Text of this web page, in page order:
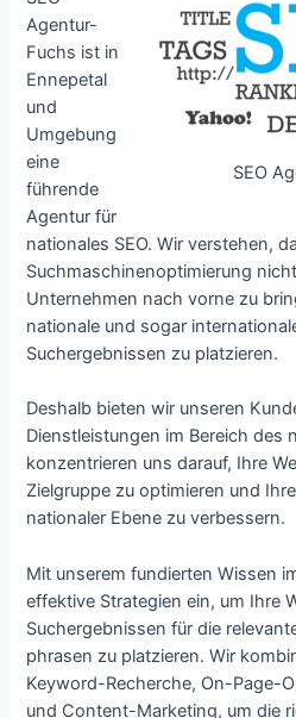
SEO
Agentur-
Fuchs ist in
Ennepetal
und
Umgebung
eine
führende
Agentur für
nationales SEO. Wir verstehen,
Suchmaschinenoptimierung
Unternehmen nach vorne zu
nationale und sogar
Suchergebnissen zu platzieren.
Deshalb bieten wir unseren
Dienstleistungen im Bereich des
konzentrieren uns darauf, Ihre
Zielgruppe zu optimieren und
nationaler Ebene zu verbessern.
Mit unserem fundierten Wissen
effektive Strategien ein, um Ihre
Suchergebnissen für die
phrasen zu platzieren. Wir
Keyword-Recherche, On-Page-
und Content-Marketing, um die